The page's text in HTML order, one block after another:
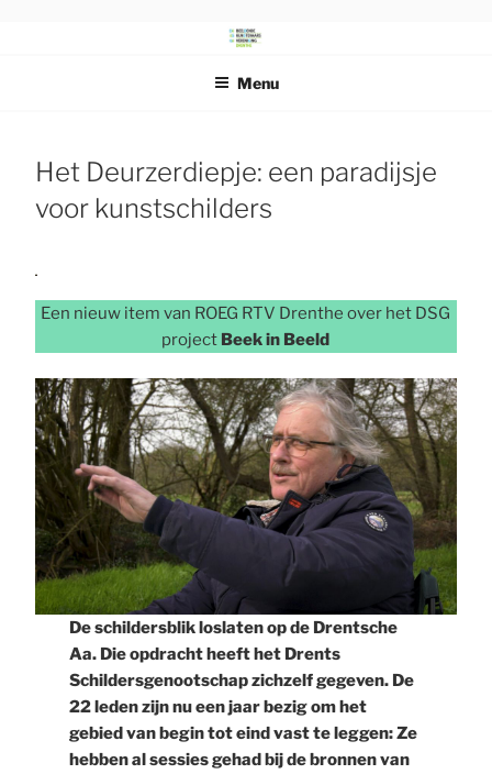
SCHILDERSGENOOTSCHAP
Beeldende Kunstenaars Vereniging Drenthe
Menu
Het Deurzerdiepje: een paradijsje
voor kunstschilders
Een nieuw item van ROEG RTV Drenthe over het DSG
project Beek in Beeld
De schildersblik loslaten op de Drentsche
Aa. Die opdracht heeft het Drents
Schildersgenootschap zichzelf gegeven. De
22 leden zijn nu een jaar bezig om het
gebied van begin tot eind vast te leggen: Ze
hebben al sessies gehad bij de bronnen van